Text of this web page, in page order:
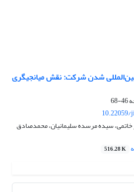
بین‌المللی شدن شرکت: نقش میانجیگری
46-68
10.22059/
خاتمی، سیده مرسده سلیمانیان، محمدصادق
516.28 K